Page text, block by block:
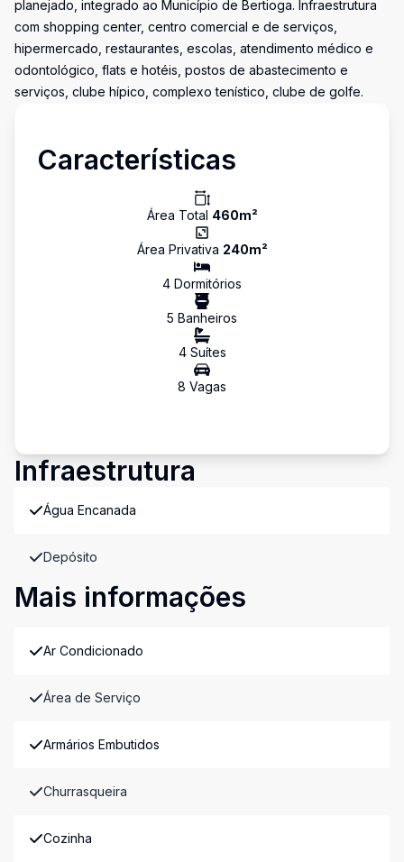
planejado, integrado ao Município de Bertioga. Infraestrutura
com shopping center, centro comercial e de serviços,
hipermercado, restaurantes, escolas, atendimento médico e
odontológico, flats e hotéis, postos de abastecimento e
serviços, clube hípico, complexo tenístico, clube de golfe.
Características
Área Total 460m²
Área Privativa 240m²
4 Dormitórios
5 Banheiros
4Suítes
8 Vagas
Infraestrutura
Água Encanada
Depósito
Mais informações
Ar Condicionado
Área de Serviço
Armários Embutidos
Churrasqueira
Cozinha